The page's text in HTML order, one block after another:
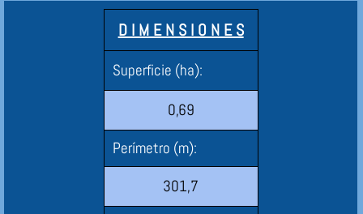
D I M E N S I O N E S
Superficie (ha):
0,69
Perímetro (m):
301,7